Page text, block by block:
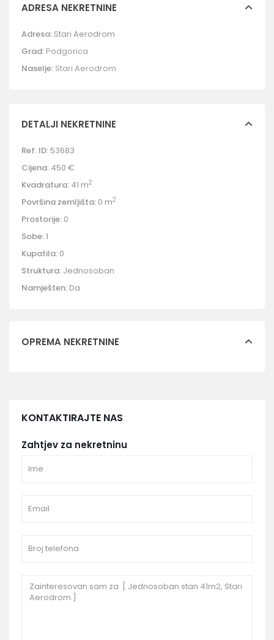
ADRESA NEKRETNINE
Adresa: Stari Aerodrom
Grad: Podgorica
Naselje: Stari Aerodrom
DETALJI NEKRETNINE
Ref. ID: 53683
Cijena: 450 €
Kvadratura: 41 m2
Površina zemljišta: 0 m2
Prostorije: 0
Sobe:1
Kupatila: 0
Struktura: Jednosoban
Namješten: Da
OPREMA NEKRETNINE
KONTAKTIRAJTE NAS
Zahtjev za nekretninu